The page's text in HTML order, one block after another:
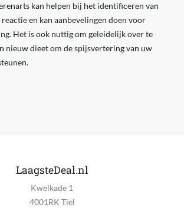
kan helpen bij het identificeren van
reactie en kan aanbevelingen doen voor
Het is ook nuttig om geleidelijk over te
nieuw dieet om de spijsvertering van uw
LaagsteDeal.nl
Kwelkade 1
4001RK Tiel